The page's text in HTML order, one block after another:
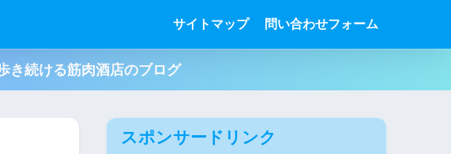
サイトマップ 問い合わせフォーム
き続ける筋肉酒店のブログ
スポンサードリンク